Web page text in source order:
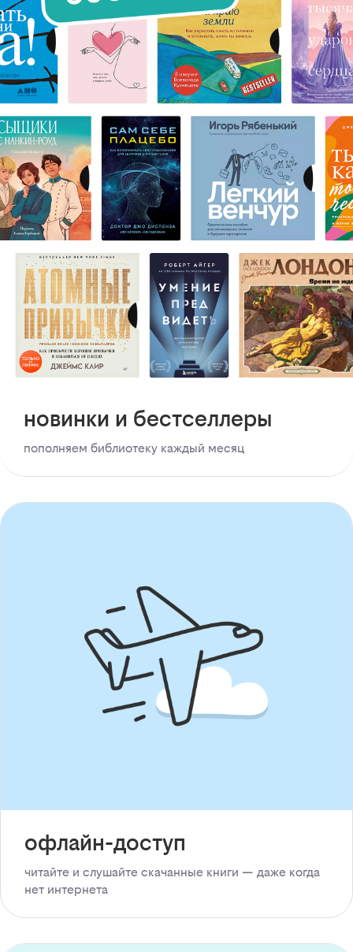
новинки и бестселлеры
пополняем библиотеку каждый месяц
офлайн-доступ
читайте и слушайте скачанные книги — даже когда
нет интернета